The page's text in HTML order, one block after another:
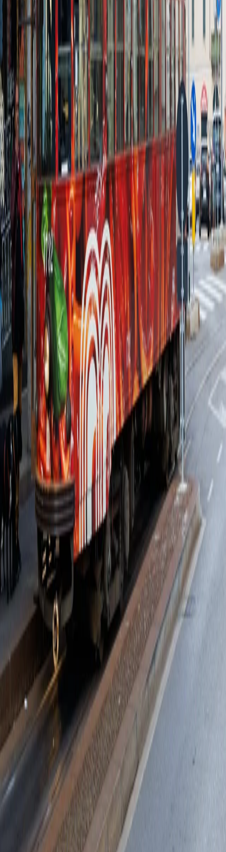
SUPERPASTA
SUPERPASTA
El poder del sabor
El poder del sabor
Le superpaste
¡Atrápalos a todos!
Prueba los platos exquisitos
Delicioso, delicioso
Ragu
Realmente delicioso
Un sabor para proteger
CARBONARA
No es solo pasta
RAGÚ
una isla de sabores
Siciliano
¿Por qué es
Superpasta?
EL MANIFIESTO DE
SUPERPASTA MISCUSI — EL
PODER DEL SABOR
Creemos que el verdadero sabor es una revolución
silenciosa. Que basten pocos ingredientes — elegidos
con rigor, preparados con cuidado — para decirlo
todo. Sin atajos, sin artificios, sin etiquetas por descifrar.
Solo sabor, umami, amor.
Nuestra cocina parte de la tierra. Granos antiguos,
agua pura, tomates al sol y quesos que saben a
tradición. Cada salsa está hecha a mano. Cada
ingrediente tiene un rostro, una historia, una razón.
Nada está ahí por casualidad.
Y así nacen platos que hablan por sí mismos.
Despiertan recuerdos, te abrazan.
Que te hacen cerrar los ojos, para escuchar mejor.
Que saben a hogar, a fiesta, a Italia, a nosotros.